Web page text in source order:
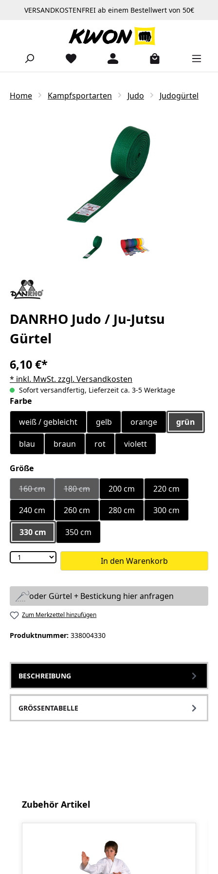
Zum Hauptinhalt springen
VERSANDKOSTENFREI ab einem Bestellwert von 50€
Home Kampfsportarten Judo Judogürtel
DANRHO Judo / Ju-Jutsu
Gürtel
6,10 €*
* inkl. MwSt. zzgl. Versandkosten
Sofort versandfertig, Lieferzeit ca. 3-5 Werktage
Farbeauswählen
weiß / gebleicht
gelb orange grün
blau braun rot violett
Größeauswählen
160 cm(Diese Option ist zurzeit nicht verfügbar.)
180 cm(Diese Option ist zurzeit nicht verfügbar.)
200 cm
220 cm
240 cm
260 cm 280 cm 300 cm
330 cm 350 cm
In den Warenkorb
oder Gürtel + Bestickung hier anfragen
Zum Merkzettel hinzufügen
Produktnummer: 338004330
BESCHREIBUNG
GRÖSSENTABELLE
Produktgalerie überspringen
Zubehör Artikel